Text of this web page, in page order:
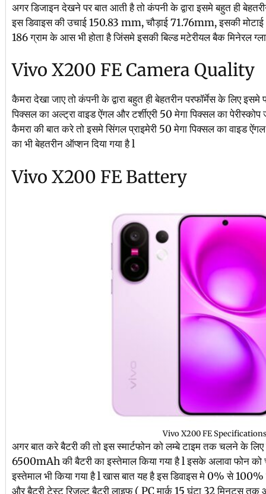
अगर डिजाइन देखने पर बात आती है तो कंपनी के द्वारा इसमे बहुत ही
इस डिवाइस की उचाई 150.83 mm, चौड़ाई 71.76mm, इसकी
186 ग्राम के आस भी होता है जिंसमे इसकी बिल्ड मटेरीयल बैक मिनेरल
Vivo X200 FE Camera Quality
कैमरा देखा जाए तो कंपनी के द्वारा बहुत ही बेहतरीन परफॉर्मेस के लिए
पिक्सल का अल्ट्रा वाइड ऐंगल और टर्शीएरी 50 मेगा पिक्सल का
कैमरा की बात करे तो इसमे सिंगल प्राइमेरी 50 मेगा पिक्सल का वाइड
का भी बेहतरीन ऑप्शन दिया गया है l
Vivo X200 FE Battery
Vivo X200 FE
अगर बात करे बैटरी की तो इस स्मार्टफोन को लम्बे टाइम तक चलने के लिए
6500mAh की बैटरी का इस्तेमाल किया गया है l इसके अलावा फोन को
इस्तेमाल भी किया गया है l खास बात यह है इस डिवाइस मे 0% से
और बैटरी टेस्ट रिजल्ट बैटरी लाइफ ( PC मार्क 15 घंटा 32 मिनट्स तक